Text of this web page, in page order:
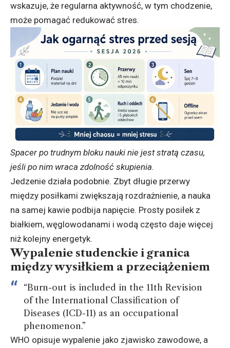
wskazuje, że regularna aktywność, w tym chodzenie,
może pomagać redukować stres.
Spacer po trudnym bloku nauki nie jest stratą czasu,
jeśli po nim wraca zdolność skupienia.
Jedzenie działa podobnie. Zbyt długie przerwy
między posiłkami zwiększają rozdrażnienie, a nauka
na samej kawie podbija napięcie. Prosty posiłek z
białkiem, węglowodanami i wodą często daje więcej
niż kolejny energetyk.
Wypalenie studenckie i granica
między wysiłkiem a przeciążeniem
“Burn-out is included in the 11th Revision
of the International Classification of
Diseases (ICD-11) as an occupational
phenomenon.”
WHO opisuje wypalenie jako zjawisko zawodowe, a